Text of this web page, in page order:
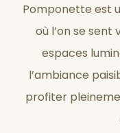
Pomponette est
où l’on se sent
espaces
l’ambiance
profiter